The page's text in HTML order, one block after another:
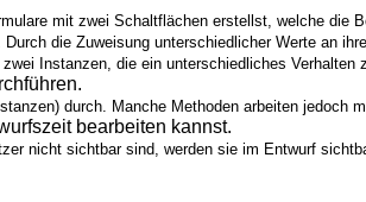
mit zwei Schaltflächen erstellst, welche die
Durch die Zuweisung unterschiedlicher Werte an
Instanzen, die ein unterschiedliches Verhalten
durch. Manche Methoden arbeiten jedoch
bearbeiten kannst.
nicht sichtbar sind, werden sie im Entwurf